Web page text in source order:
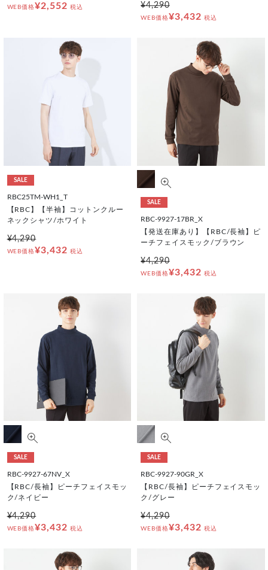
WEB価格¥2,552 税込 ¥4,290
WEB価格¥3,432 税込
SALE
RBC25TM-WH1_T
【RBC】【半袖】コットンクルー
ネックシャツ/ホワイト
¥4,290
WEB価格¥3,432 税込
SALE
RBC-9927-17BR_X
【発送在庫あり】【RBC/長袖】ピ
ーチフェイスモック/ブラウン
¥4,290
WEB価格¥3,432 税込
SALE
RBC-9927-67NV_X
【RBC/長袖】ピーチフェイスモッ
ク/ネイビー
¥4,290
WEB価格¥3,432 税込
SALE
RBC-9927-90GR_X
【RBC/長袖】ピーチフェイスモッ
ク/グレー
¥4,290
WEB価格¥3,432 税込